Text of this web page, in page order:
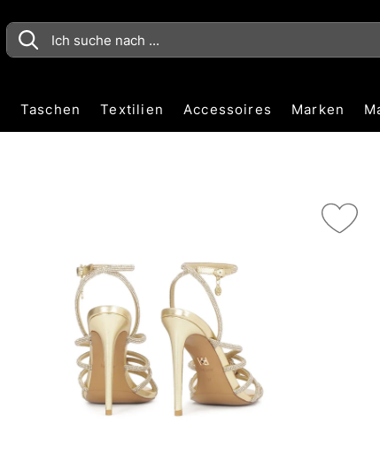
Taschen Textilien Accessoires Marken